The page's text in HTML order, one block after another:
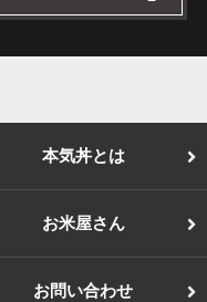
本気丼とは
お米屋さん
お問い合わせ